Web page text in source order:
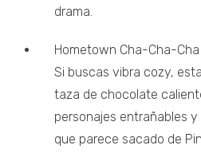
drama.
Hometown Cha-Cha-Cha
Si buscas vibra cozy,
taza de chocolate
personajes entrañables
que parece sacado de